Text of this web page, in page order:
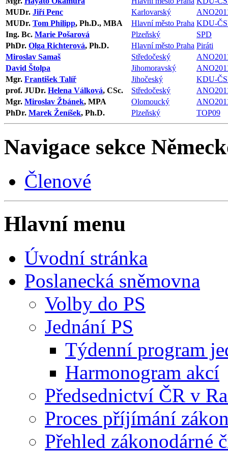
MUDr. Jiří Penc Karlovarský
MUDr. Tom Philipp, Ph.D., MBA Hlavní město Praha KDU-
Ing. Bc. Marie Pošarová Plzeňský
SPD
PhDr. Olga Richterová, Ph.D. Hlavní město Praha Piráti
Miroslav Samaš
Středočeský
David Štolpa
Jihomoravský
Mgr. František Talíř Jihočeský
KDU-
prof. JUDr. Helena Válková, CSc. Středočeský
Mgr. Miroslav Žbánek, MPA Olomoucký
PhDr. Marek Ženíšek, Ph.D. Plzeňský TOP09
Navigace sekce
Členové
Hlavní menu
Úvodní stránka
Poslanecká sněmovna
Volby do PS
Jednání PS
Týdenní program
Harmonogram akcí
Předsednictví ČR v
Proces příjímání
Přehled zákonodárné